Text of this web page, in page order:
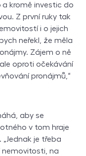
a kromě investic do
Z první ruky tak
i o jejich
neřekl, že měla
Zájem o ně
oproti očekávání
pronájmů,“
aby se
v tom hraje
je třeba
nemovitosti, na